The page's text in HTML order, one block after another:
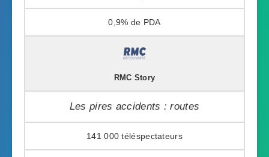
0,9%
RMC Story
Les pires accidents : routes
141 000